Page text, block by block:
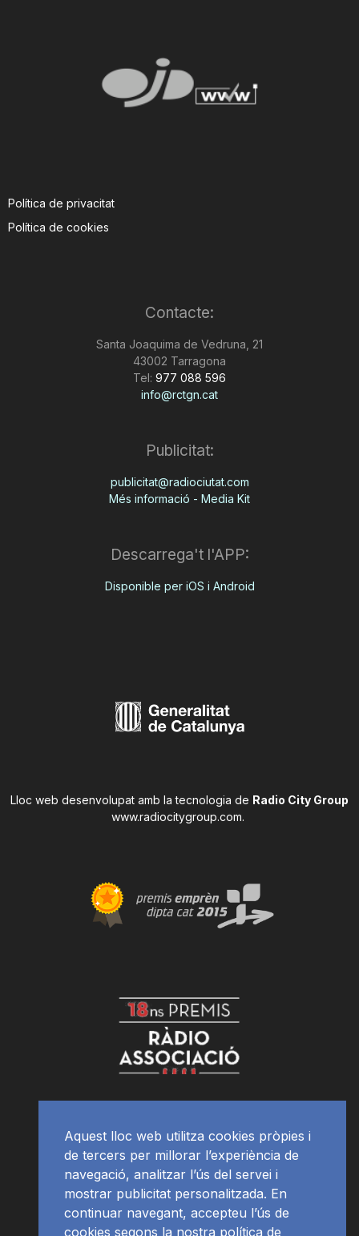
Política de privacitat
Política de cookies
Contacte:
Santa Joaquima de Vedruna, 21
43002 Tarragona
Tel: 977 088 596
info@rctgn.cat
Publicitat:
publicitat@radiociutat.com
Més informació - Media Kit
Descarrega't l'APP:
Disponible per iOS i Android
Lloc web desenvolupat amb la tecnologia de Radio City Group
www.radiocitygroup.com.
Aquest lloc web utilitza cookies pròpies i
de tercers per millorar l’experiència de
navegació, analitzar l’ús del servei i
mostrar publicitat personalitzada. En
continuar navegant, accepteu l’ús de
cookies segons la nostra política de